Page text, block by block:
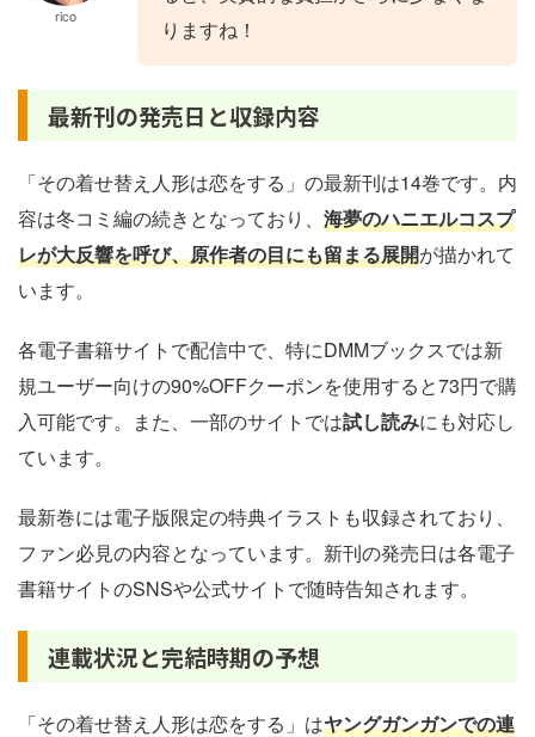
rico
りますね！
最新刊の発売日と収録内容
「その着せ替え人形は恋をする」の最新刊は14巻です。内
容は冬コミ編の続きとなっており、 海夢のハニエルコスプ
レが大反響を呼び、原作者の目にも留まる展開が描かれて
います。
各電子書籍サイトで配信中で、特にDMMブックスでは新
規ユーザー向けの90%OFFクーポンを使用すると73円で購
入可能です。また、一部のサイトでは試し読みにも対応し
ています。
最新巻には電子版限定の特典イラストも収録されており、
ファン必見の内容となっています。新刊の発売日は各電子
書籍サイトのSNSや公式サイトで随時告知されます。
連載状況と完結時期の予想
「その着せ替え人形は恋をする」はヤングガンガンでの連